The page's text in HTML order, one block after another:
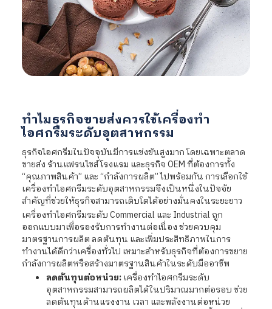
ทำไมธุรกิจขายส่งควรใช้เครื่องทำ
ไอศกรีมระดับอุตสาหกรรม
ธุรกิจไอศกรีมในปัจจุบันมีการแข่งขันสูงมาก โดยเฉพาะตลาด
ขายส่ง ร้านแฟรนไชส์ โรงแรม และธุรกิจ OEM ที่ต้องการทั้ง
“คุณภาพสินค้า” และ “กำลังการผลิต” ไปพร้อมกัน การเลือกใช้
เครื่องทำไอศกรีมระดับอุตสาหกรรมจึงเป็นหนึ่งในปัจจัย
สำคัญที่ช่วยให้ธุรกิจสามารถเติบโตได้อย่างมั่นคงในระยะยาว
เครื่องทำไอศกรีมระดับ Commercial และ Industrial ถูก
ออกแบบมาเพื่อรองรับการทำงานต่อเนื่อง ช่วยควบคุม
มาตรฐานการผลิต ลดต้นทุน และเพิ่มประสิทธิภาพในการ
ทำงานได้ดีกว่าเครื่องทั่วไป เหมาะสำหรับธุรกิจที่ต้องการขยาย
กำลังการผลิตหรือสร้างมาตรฐานสินค้าในระดับมืออาชีพ
ลดต้นทุนต่อหน่วย:เครื่องทำไอศกรีมระดับ
อุตสาหกรรมสามารถผลิตได้ในปริมาณมากต่อรอบ ช่วย
ลดต้นทุนด้านแรงงาน เวลา และพลังงานต่อหน่วย